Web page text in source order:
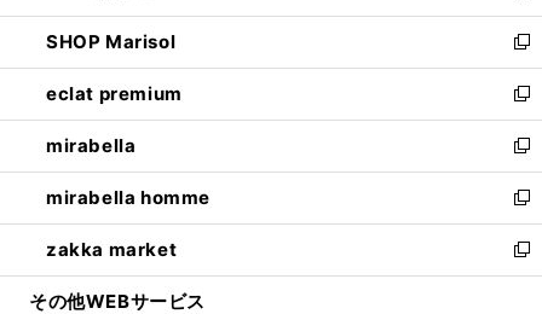
開
く
ウ
で
開
く
ン
ド
ウ
で
開
く
ウ
ィ
ン
ド
ウ
で
開
く
し
い
ウ
ィ
ン
ド
ウ
で
開
く
SHOP Marisol
新
し
い
ウ
ィ
ン
ド
ウ
で
開
eclat premium
新
し
い
ウ
ィ
ン
ド
ウ
mirabella
新
し
い
ウ
ィ
ン
mirabella homme
新
し
い
ウ
zakka market
新
し
その他WEBサービス